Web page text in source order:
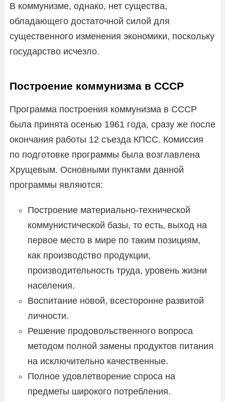
В коммунизме, однако, нет существа,
обладающего достаточной силой для
существенного изменения экономики, поскольку
государство исчезло.
Построение коммунизма в СССР
Программа построения коммунизма в СССР
была принята осенью 1961 года, сразу же после
окончания работы 12 съезда КПСС. Комиссия
по подготовке программы была возглавлена
Хрущевым. Основными пунктами данной
программы являются:
Построение материально-технической
коммунистической базы, то есть, выход на
первое место в мире по таким позициям,
как производство продукции,
производительность труда, уровень жизни
населения.
Воспитание новой, всесторонне развитой
личности.
Решение продовольственного вопроса
методом полной замены продуктов питания
на исключительно качественные.
Полное удовлетворение спроса на
предметы широкого потребления.